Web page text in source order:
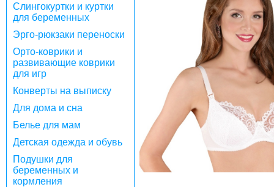
Слингокуртки и куртки
для беременных
Эрго-рюкзаки переноски
Орто-коврики и
развивающие коврики
для игр
Конверты на выписку
Для дома и сна
Белье для мам
Детская одежда и обувь
Подушки для
беременных и
кормления